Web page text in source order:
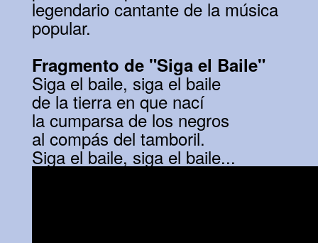
legendario cantante de la música
popular.
Fragmento de "Siga el Baile"
Siga el baile, siga el baile
de la tierra en que nací
la cumparsa de los negros
al compás del tamboril.
Siga el baile, siga el baile...